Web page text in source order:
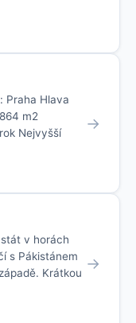
Praha Hlava
m2
Nejvyšší
→
v horách
s Pákistánem
Krátkou →